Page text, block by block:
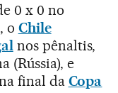
0 x 0 no
o Chile
nos pênaltis,
(Rússia), e
final da Copa